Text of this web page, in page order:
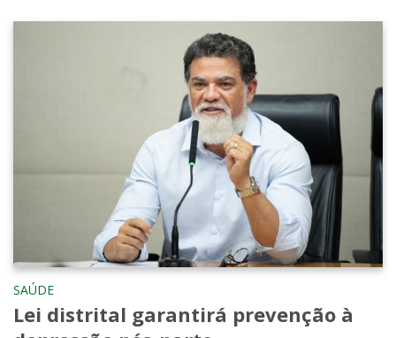
SAÚDE
Lei distrital garantirá prevenção à